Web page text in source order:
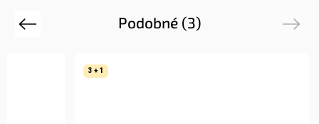
Podobné (3)
Previous
3 + 1
Next